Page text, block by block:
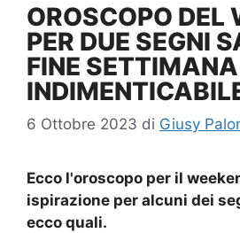
OROSCOPO DEL
PER DUE SEGNI
FINE SETTIMANA
6 Ottobre 2023 di Giusy
Ecco l'oroscopo per il
ispirazione per alcuni dei
ecco quali.